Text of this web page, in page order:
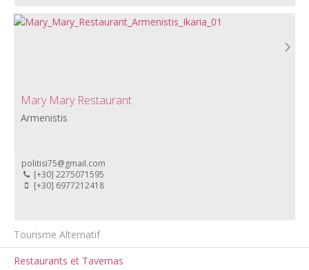
Mary Mary Restaurant
Armenistis
politisi75@gmail.com
[+30] 2275071595
[+30] 6977212418
Tourisme Alternatif
Restaurants et Tavernas